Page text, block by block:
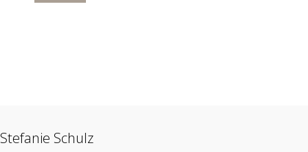
Stefanie Schulz